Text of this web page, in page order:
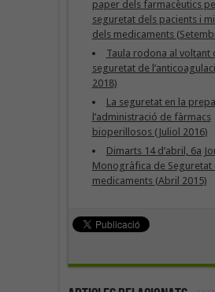
paper dels farmacèutics
seguretat dels pacients i
dels medicaments
Taula rodona al voltant
seguretat de
2018)
La seguretat en la
l’administració de fàrmacs
bioperillosos (Juliol 2016)
Dimarts 14 d’abril, 6a
Monogràfica de Seguretat
medicaments (Abril 2015)